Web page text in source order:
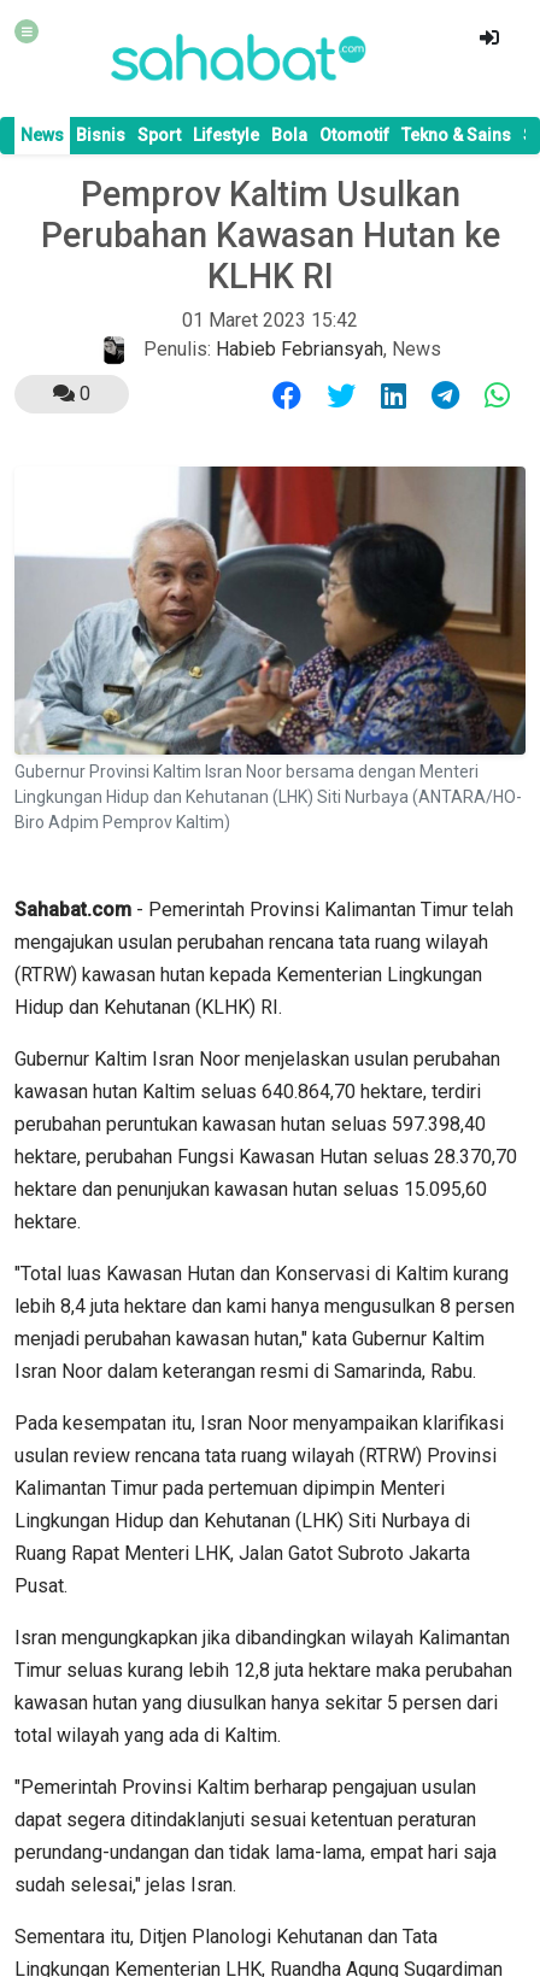
News Bisnis Sport Lifestyle Bola Otomotif Tekno & Sains
Pemprov Kaltim Usulkan
Perubahan Kawasan Hutan ke
KLHK RI
01 Maret 2023 15:42
Penulis: Habieb Febriansyah, News
0
Gubernur Provinsi Kaltim Isran Noor bersama dengan Menteri
Lingkungan Hidup dan Kehutanan (LHK) Siti Nurbaya (ANTARA/HO-
Biro Adpim Pemprov Kaltim)
Sahabat.com - Pemerintah Provinsi Kalimantan Timur telah
mengajukan usulan perubahan rencana tata ruang wilayah
(RTRW) kawasan hutan kepada Kementerian Lingkungan
Hidup dan Kehutanan (KLHK) RI.
Gubernur Kaltim Isran Noor menjelaskan usulan perubahan
kawasan hutan Kaltim seluas 640.864,70 hektare, terdiri
perubahan peruntukan kawasan hutan seluas 597.398,40
hektare, perubahan Fungsi Kawasan Hutan seluas 28.370,70
hektare dan penunjukan kawasan hutan seluas 15.095,60
hektare.
"Total luas Kawasan Hutan dan Konservasi di Kaltim kurang
lebih 8,4 juta hektare dan kami hanya mengusulkan 8 persen
menjadi perubahan kawasan hutan," kata Gubernur Kaltim
Isran Noor dalam keterangan resmi di Samarinda, Rabu.
Pada kesempatan itu, Isran Noor menyampaikan klarifikasi
usulan review rencana tata ruang wilayah (RTRW) Provinsi
Kalimantan Timur pada pertemuan dipimpin Menteri
Lingkungan Hidup dan Kehutanan (LHK) Siti Nurbaya di
Ruang Rapat Menteri LHK, Jalan Gatot Subroto Jakarta
Pusat.
Isran mengungkapkan jika dibandingkan wilayah Kalimantan
Timur seluas kurang lebih 12,8 juta hektare maka perubahan
kawasan hutan yang diusulkan hanya sekitar 5 persen dari
total wilayah yang ada di Kaltim.
"Pemerintah Provinsi Kaltim berharap pengajuan usulan
dapat segera ditindaklanjuti sesuai ketentuan peraturan
perundang-undangan dan tidak lama-lama, empat hari saja
sudah selesai," jelas Isran.
Sementara itu, Ditjen Planologi Kehutanan dan Tata
Lingkungan Kementerian LHK, Ruandha Agung Sugardiman